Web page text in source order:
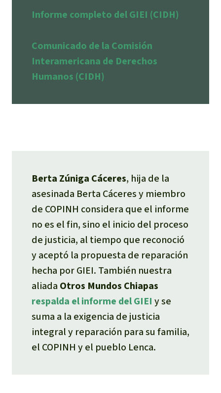
Informe completo del GIEI (CIDH)
Comunicado de la Comisión
Interamericana de Derechos
Humanos (CIDH)
Berta Zúniga Cáceres, hija de la
asesinada Berta Cáceres y miembro
de COPINH considera que el informe
no es el fin, sino el inicio del proceso
de justicia, al tiempo que reconoció
y aceptó la propuesta de reparación
hecha por GIEI. También nuestra
aliada Otros Mundos Chiapas
respalda el informe del GIEI y se
suma a la exigencia de justicia
integral y reparación para su familia,
el COPINH y el pueblo Lenca.